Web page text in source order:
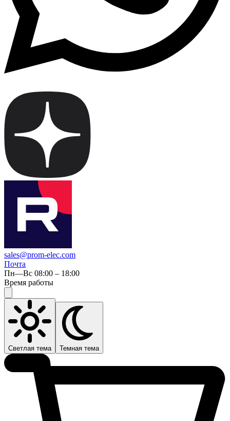
sales@prom-elec.com
Почта
Пн—Вс 08:00 – 18:00
Время работы
Светлая тема Темная тема